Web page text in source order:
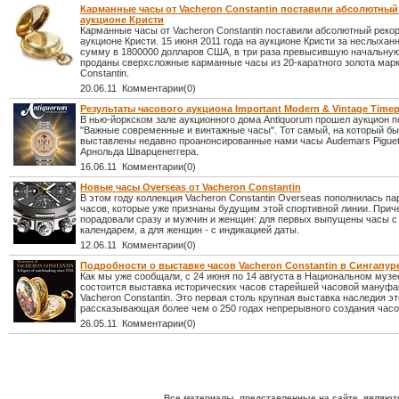
Карманные часы от Vacheron Constantin поставили
аукционе Кристи
Карманные часы от Vacheron Constantin поставили абсолютный
аукционе Кристи. 15 июня 2011 года на аукционе Кристи за
сумму в 1800000 долларов США, в три раза превысившую
проданы сверхсложные карманные часы из 20-каратного золота
Constantin.
20.06.11 Комментарии(0)
Результаты часового аукциона Important Modern & Vintage
В нью-йоркском зале аукционного дома Antiquorum прошел аукцион
"Важные современные и винтажные часы". Тот самый, на который
выставлены недавно проанонсированные нами часы Audemars
Арнольда Шварценеггера.
16.06.11 Комментарии(0)
Новые часы Overseas от Vacheron Constantin
В этом году коллекция Vacheron Constantin Overseas пополнилась
часов, которые уже признаны будущим этой спортивной линии.
порадовали сразу и мужчин и женщин: для первых выпущены часы
календарем, а для женщин - с индикацией даты.
12.06.11 Комментарии(0)
Подробности о выставке часов Vacheron Constantin в
Как мы уже сообщали, с 24 июня по 14 августа в Национальном
состоится выставка исторических часов старейшей часовой
Vacheron Constantin. Это первая столь крупная выставка наследия
рассказывающая более чем о 250 годах непрерывного создания
26.05.11 Комментарии(0)